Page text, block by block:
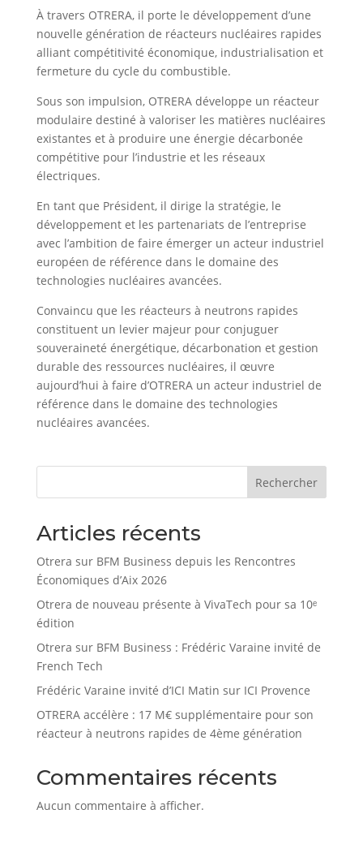
À travers OTRERA, il porte le développement d’une
nouvelle génération de réacteurs nucléaires rapides
alliant compétitivité économique, industrialisation et
fermeture du cycle du combustible.
Sous son impulsion, OTRERA développe un réacteur
modulaire destiné à valoriser les matières nucléaires
existantes et à produire une énergie décarbonée
compétitive pour l’industrie et les réseaux
électriques.
En tant que Président, il dirige la stratégie, le
développement et les partenariats de l’entreprise
avec l’ambition de faire émerger un acteur industriel
européen de référence dans le domaine des
technologies nucléaires avancées.
Convaincu que les réacteurs à neutrons rapides
constituent un levier majeur pour conjuguer
souveraineté énergétique, décarbonation et gestion
durable des ressources nucléaires, il œuvre
aujourd’hui à faire d’OTRERA un acteur industriel de
référence dans le domaine des technologies
nucléaires avancées.
Rechercher
Articles récents
Otrera sur BFM Business depuis les Rencontres
Économiques d’Aix 2026
Otrera de nouveau présente à VivaTech pour sa 10ᵉ
édition
Otrera sur BFM Business : Frédéric Varaine invité de
French Tech
Frédéric Varaine invité d’ICI Matin sur ICI Provence
OTRERA accélère : 17 M€ supplémentaire pour son
réacteur à neutrons rapides de 4ème génération
Commentaires récents
Aucun commentaire à afficher.